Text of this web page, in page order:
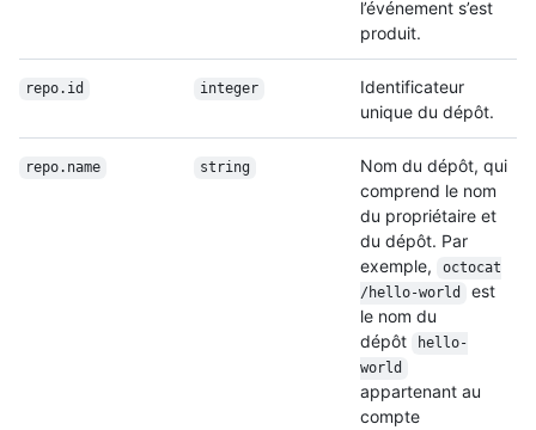
l’événement s’est
produit.
repo.id integer
Identificateur
unique du dépôt.
repo.name string
Nom du dépôt, qui
comprend le nom
du propriétaire et
du dépôt. Par
exemple,
octocat
/hello-world
est
le nom du
dépôt
hello-
world
appartenant au
compte